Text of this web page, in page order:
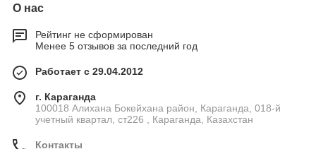
О нас
Рейтинг не сформирован
Менее 5 отзывов за последний год
Работает с 29.04.2012
г. Караганда
100018 Алихана Бокейхана район, Караганда, 018-й
учетный квартал, ст226 , Караганда, Казахстан
Контакты